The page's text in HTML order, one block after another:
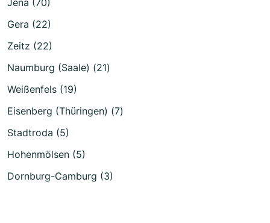
Jena (70)
Gera (22)
Zeitz (22)
Naumburg (Saale) (21)
Weißenfels (19)
Eisenberg (Thüringen) (7)
Stadtroda (5)
Hohenmölsen (5)
Dornburg-Camburg (3)